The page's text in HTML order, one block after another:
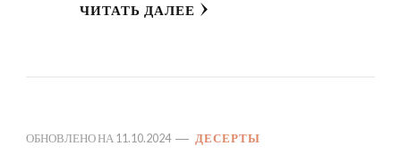
ЧИТАТЬ ДАЛЕЕ
ОБНОВЛЕНО НА 11.10.2024 ДЕСЕРТЫ